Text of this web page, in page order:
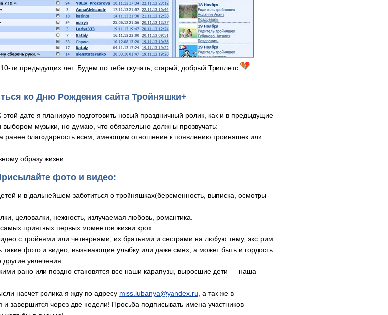
ти предыдущих лет. Будем по тебе скучать, старый, добрый Триплетс
ко Дню Рождения сайта Тройняшки+
дате я планирую подготовить новый праздничный ролик, как и в предыдущие
музыки, но думаю, что обязательно должны прозвучать:
ранее благодарность всем, имеющим отношение к появлению тройняшек или
образу жизни.
фото и видео:
и в дальнейшем заботиться о тройняшках(беременность, выписка, осмотры
целовалки, нежность, излучаемая любовь, романтика.
приятных первых моментов жизни крох.
с тройнями или четвернями, их братьями и сестрами на любую тему, экстрим
фото и видео, вызывающие улыбку или даже смех, а может быть и гордость.
увлечения.
рано или поздно становятся все наши карапузы, выросшие дети — наша
насчет ролика я жду по адресу miss.lubanya@yandex.ru , а так же в
завершится через две недели! Просьба подписывать имена участников